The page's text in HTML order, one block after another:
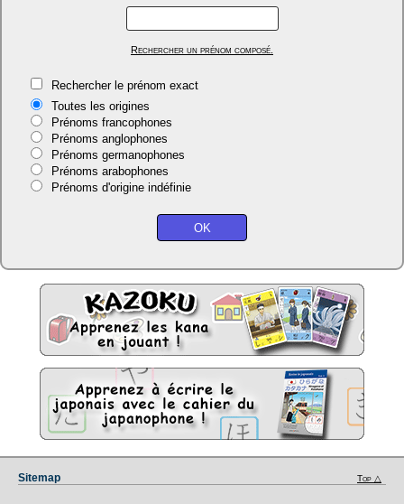
Rechercher un prénom composé.
Rechercher le prénom exact
Toutes les origines
Prénoms francophones
Prénoms anglophones
Prénoms germanophones
Prénoms arabophones
Prénoms d'origine indéfinie
Sitemap Top △